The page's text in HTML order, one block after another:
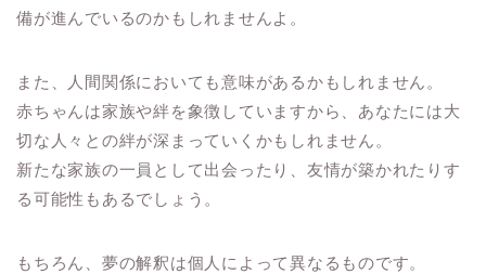
備が進んでいるのかもしれませんよ。
また、人間関係においても意味があるかもしれません。
赤ちゃんは家族や絆を象徴していますから、あなたには大
切な人々との絆が深まっていくかもしれません。
新たな家族の一員として出会ったり、友情が築かれたりす
る可能性もあるでしょう。
もちろん、夢の解釈は個人によって異なるものです。